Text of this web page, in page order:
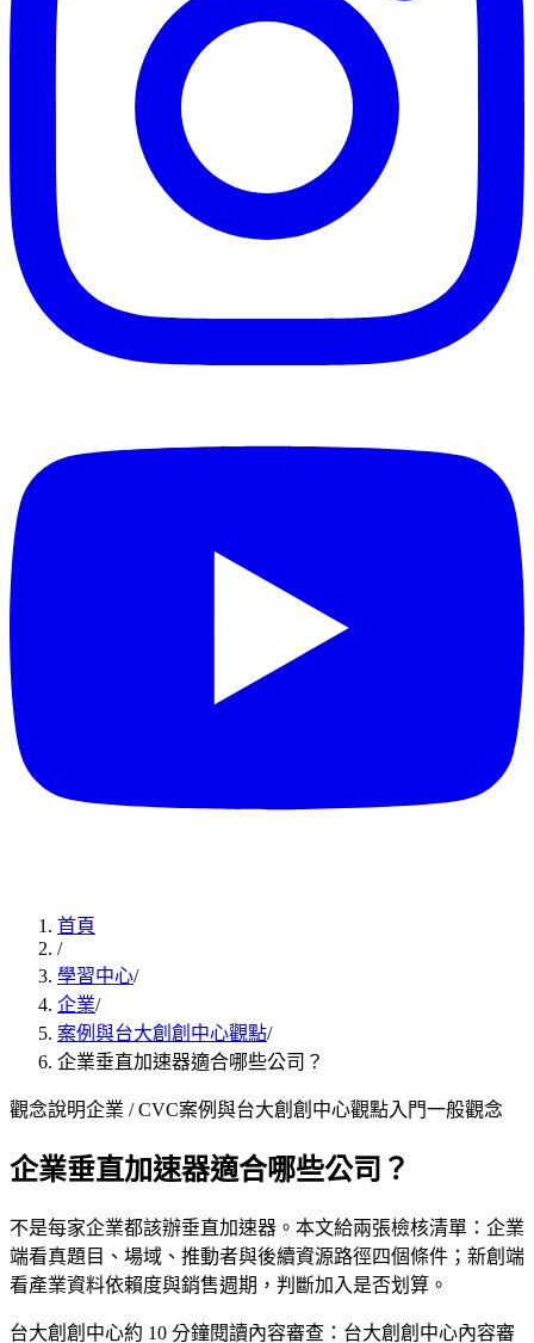
首頁
/
學習中心/
企業/
案例與台大創創中心觀點/
企業垂直加速器適合哪些公司？
觀念說明企業 / CVC案例與台大創創中心觀點入門一般觀念
企業垂直加速器適合哪些公司？
不是每家企業都該辦垂直加速器。本文給兩張檢核清單：企業
端看真題目、場域、推動者與後續資源路徑四個條件；新創端
看產業資料依賴度與銷售週期，判斷加入是否划算。
台大創創中心約 10 分鐘閱讀內容審查： 台大創創中心內容審